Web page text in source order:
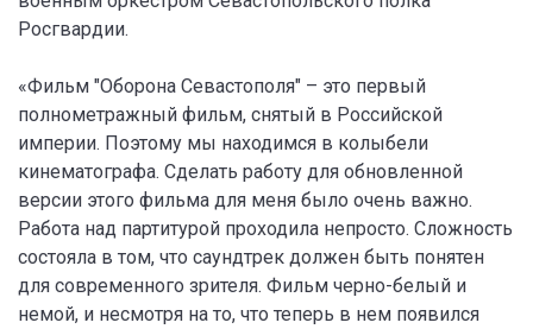
Росгвардии.
«Фильм "Оборона Севастополя" – это первый
полнометражный фильм, снятый в Российской
империи. Поэтому мы находимся в колыбели
кинематографа. Сделать работу для обновленной
версии этого фильма для меня было очень важно.
Работа над партитурой проходила непросто. Сложность
состояла в том, что саундтрек должен быть понятен
для современного зрителя. Фильм черно-белый и
немой, и несмотря на то, что теперь в нем появился